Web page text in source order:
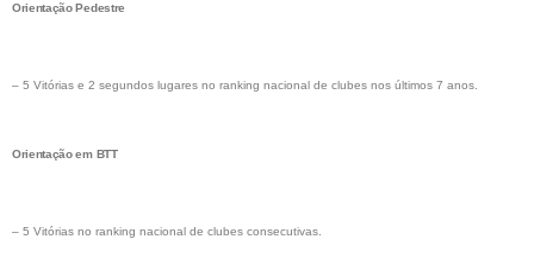
Orientação Pedestre
– 5 Vitórias e 2 segundos lugares no ranking nacional de clubes nos últimos 7 anos.
Orientação em BTT
– 5 Vitórias no ranking nacional de clubes consecutivas.